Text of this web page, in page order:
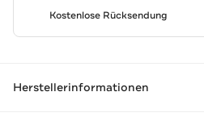
Kostenlose Rücksendung
Herstellerinformationen